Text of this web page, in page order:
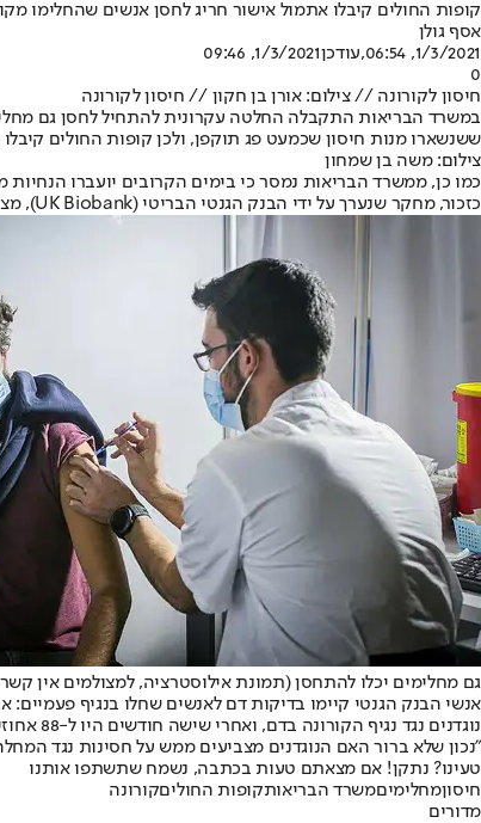
קופות החולים קיבלו אתמול אישור חריג לחסן אנשים שהחלימו מקורונה, ושחלפו יותר מ-3 חודשים מאז מחלתם •
אסף גולן
1/3/2021, 06:54
,עודכן1/3/2021, 09:46
0
חיסון לקורונה // צילום: אורן בן חקון // חיסון לקורונה
במשרד הבריאות התקבלה החלטה עקרונית להתחיל לחסן גם
ששנשארו מנות חיסון שכמעט פג תוקפן, ולכן קופות החולים
צילום: משה בן שמחון
כמו כן, ממשרד הבריאות נמסר כי בימים הקרובים יועברו הנחיות
כזכור, מחקר שנערך על ידי הבנק הגנטי הבריטי (UK Biobank), מצא כי אנשים שחלו בקורונה, משמרים את
גם מחלימים יכלו להתחסן (תמונת אילוסטרציה, למצולמים אין
נוגדנים נגד נגיף הקורונה בדם, ואחרי שישה חודשים היו ל-88 אחוזים".
"נכון שלא ברור האם הנוגדנים מצביעים ממש על חסינות נגד
טעינו? נתקן! אם מצאתם טעות בכתבה, נשמח שתשתפו אותנו
חיסוןמחלימיםמשרד הבריאותקופות החוליםקורונה
מדורים